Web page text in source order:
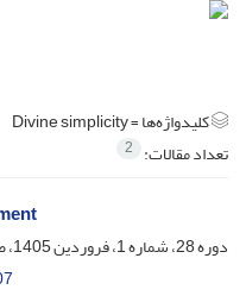
کلیدواژه‌ها =Divine simplicity
تعداد مقالات: 2
دوره 28، شماره 1، فروردین 1405، صفحه